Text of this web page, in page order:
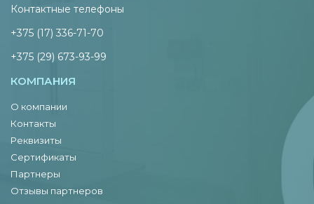
Контактные телефоны
+375 (17) 336-71-70
+375 (29) 673-93-99
КОМПАНИЯ
О компании
Контакты
Реквизиты
Сертификаты
Партнеры
Отзывы партнеров